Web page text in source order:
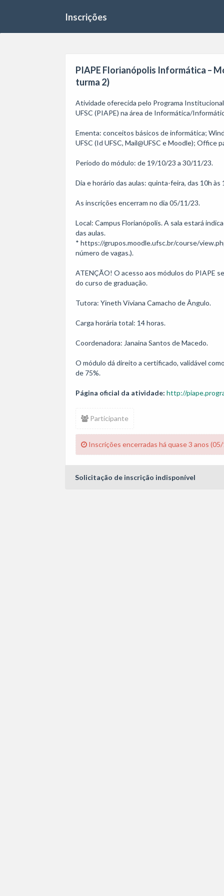
Inscrições
PIAPE Florianópolis Informática –
turma 2)
Atividade oferecida pelo Programa
UFSC (PIAPE) na área de Informática/
Ementa: conceitos básicos de informática;
UFSC (Id UFSC, Mail@UFSC e Moodle); Office
Período do módulo: de 19/10/23 a 30/11/23.
Dia e horário das aulas: quinta-feira, das 10h às
As inscrições encerram no dia 05/11/23.
Local: Campus Florianópolis. A sala estará
das aulas.
* https://grupos.moodle.ufsc.br/course/
número de vagas.).
ATENÇÃO! O acesso aos módulos do PIAPE
do curso de graduação.
Tutora: Yineth Viviana Camacho de Ângulo.
Carga horária total: 14 horas.
Coordenadora: Janaina Santos de Macedo.
O módulo dá direito a certificado, validável
de 75%.
Página oficial da atividade: http://
Participante
Inscrições encerradas há quase 3 anos
Solicitação de inscrição indisponível